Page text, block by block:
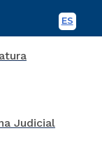
ES